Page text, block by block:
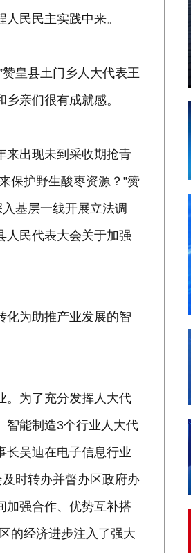
民民主实践中来。
皇县土门乡人大代表王
亲们很有成就感。
来出现未到采收期抢青
保护野生酸枣资源？”赞
基层一线开展立法调
人民代表大会关于加强
化为助推产业发展的智
。为了充分发挥人大代
智能制造3个行业人大代
长吴迪在电子信息行业
时转办并督办区政府办
加强合作、优势互补搭
的经济进步注入了强大